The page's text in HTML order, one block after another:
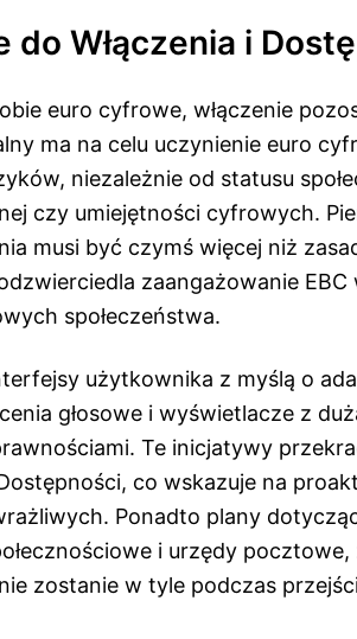
do Włączenia i
euro cyfrowe, włączenie
ma na celu uczynienie euro
niezależnie od statusu
czy umiejętności cyfrowych.
musi być czymś więcej niż
zaangażowanie
społeczeństwa.
użytkownika z myślą o
głosowe i wyświetlacze z
Te inicjatywy
co wskazuje na
Ponadto plany
i urzędy
zostanie w tyle podczas